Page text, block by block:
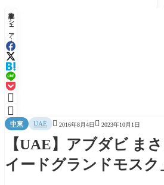
記事をシェア：


中東 UAE  2016年8月4日  2023年10月1日
【UAE】アブダビ ま
イードグランドモスク